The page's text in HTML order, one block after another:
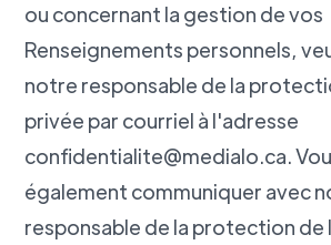
ou concernant la gestion de vos
Renseignements personnels,
notre responsable de la
privée par courriel à l'adresse
confidentialite@medialo.ca.
également communiquer avec
responsable de la protection de